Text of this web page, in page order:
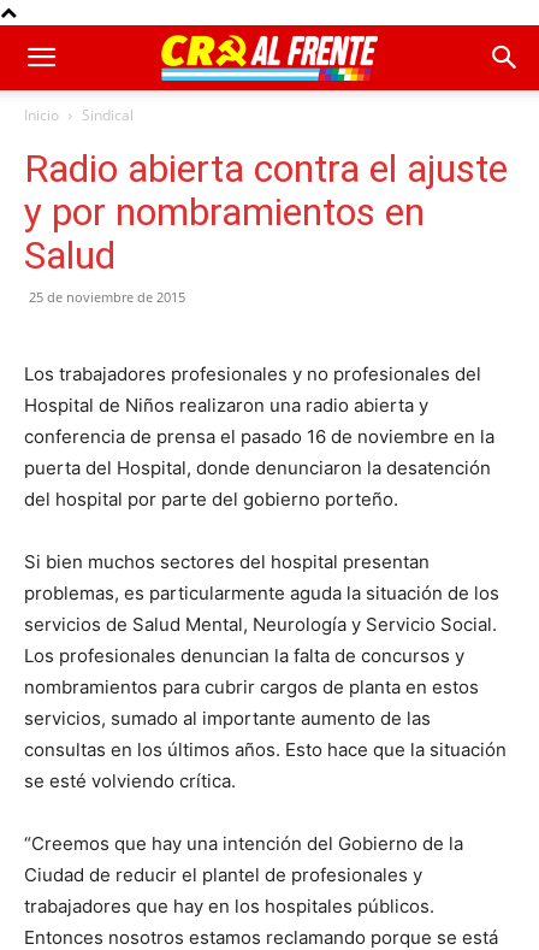
Inicio Sindical
Radio abierta contra el ajuste
y por nombramientos en
Salud
25 de noviembre de 2015
Los trabajadores profesionales y no profesionales del
Hospital de Niños realizaron una radio abierta y
conferencia de prensa el pasado 16 de noviembre en la
puerta del Hospital, donde denunciaron la desatención
del hospital por parte del gobierno porteño.
Si bien muchos sectores del hospital presentan
problemas, es particularmente aguda la situación de los
servicios de Salud Mental, Neurología y Servicio Social.
Los profesionales denuncian la falta de concursos y
nombramientos para cubrir cargos de planta en estos
servicios, sumado al importante aumento de las
consultas en los últimos años. Esto hace que la situación
se esté volviendo crítica.
“Creemos que hay una intención del Gobierno de la
Ciudad de reducir el plantel de profesionales y
trabajadores que hay en los hospitales públicos.
Entonces nosotros estamos reclamando porque se está